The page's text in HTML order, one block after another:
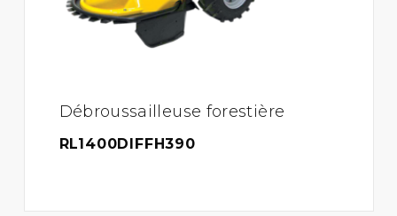
Débroussailleuse forestière
RL1400DIFFH390